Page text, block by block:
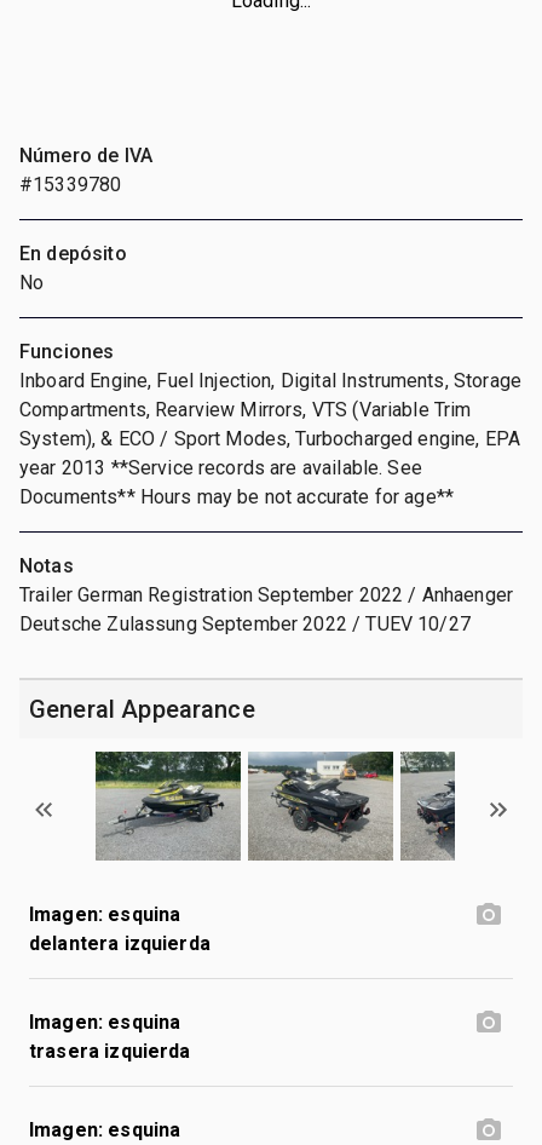
Número de IVA
#15339780
En depósito
No
Funciones
Inboard Engine, Fuel Injection, Digital Instruments, Storage
Compartments, Rearview Mirrors, VTS (Variable Trim
System), & ECO / Sport Modes, Turbocharged engine, EPA
year 2013 **Service records are available. See
Documents** Hours may be not accurate for age**
Notas
Trailer German Registration September 2022 / Anhaenger
Deutsche Zulassung September 2022 / TUEV 10/27
General Appearance
Imagen: esquina
delantera izquierda
Imagen: esquina
trasera izquierda
Imagen: esquina